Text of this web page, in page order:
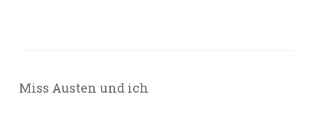
Miss Austen und ich